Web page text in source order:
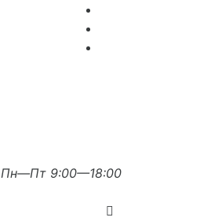
Пн—Пт 9:00—18:00